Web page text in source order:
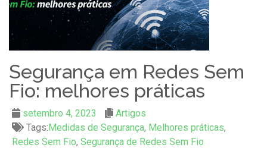
Segurança em Redes Sem
Fio: melhores práticas
setembro 4, 2023
Artigos
Tags:Medidas de Segurança, Melhores práticas,
Redes Sem Fio, Segurança de Redes Sem Fio